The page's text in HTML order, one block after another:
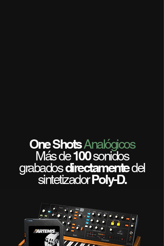
One ShotsAnalógicos
Más de100sonidos
grabadosdirectamentedel
sintetizadorPoly-D.